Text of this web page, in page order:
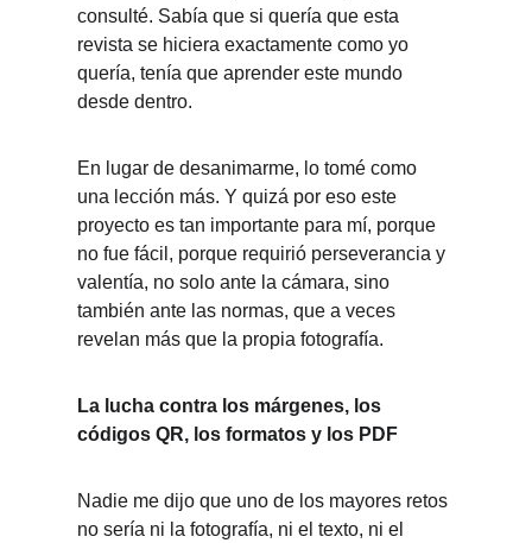
consulté. Sabía que si quería que esta
revista se hiciera exactamente como yo
quería, tenía que aprender este mundo
desde dentro.
En lugar de desanimarme, lo tomé como
una lección más. Y quizá por eso este
proyecto es tan importante para mí, porque
no fue fácil, porque requirió perseverancia y
valentía, no solo ante la cámara, sino
también ante las normas, que a veces
revelan más que la propia fotografía.
La lucha contra los márgenes, los
códigos QR, los formatos y los PDF
Nadie me dijo que uno de los mayores retos
no sería ni la fotografía, ni el texto, ni el